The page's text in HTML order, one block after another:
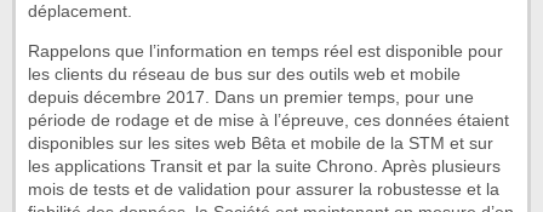
déplacement.
Rappelons que l’information en temps réel est disponible pour
les clients du réseau de bus sur des outils web et mobile
depuis décembre 2017. Dans un premier temps, pour une
période de rodage et de mise à l’épreuve, ces données étaient
disponibles sur les sites web Bêta et mobile de la STM et sur
les applications Transit et par la suite Chrono. Après plusieurs
mois de tests et de validation pour assurer la robustesse et la